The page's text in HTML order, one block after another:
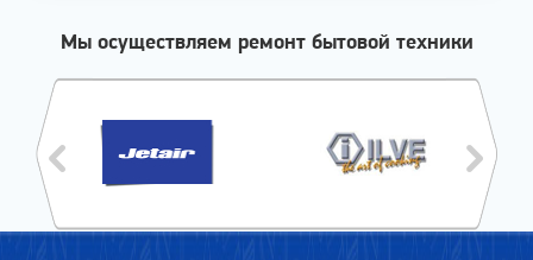
Мы осуществляем ремонт бытовой техники